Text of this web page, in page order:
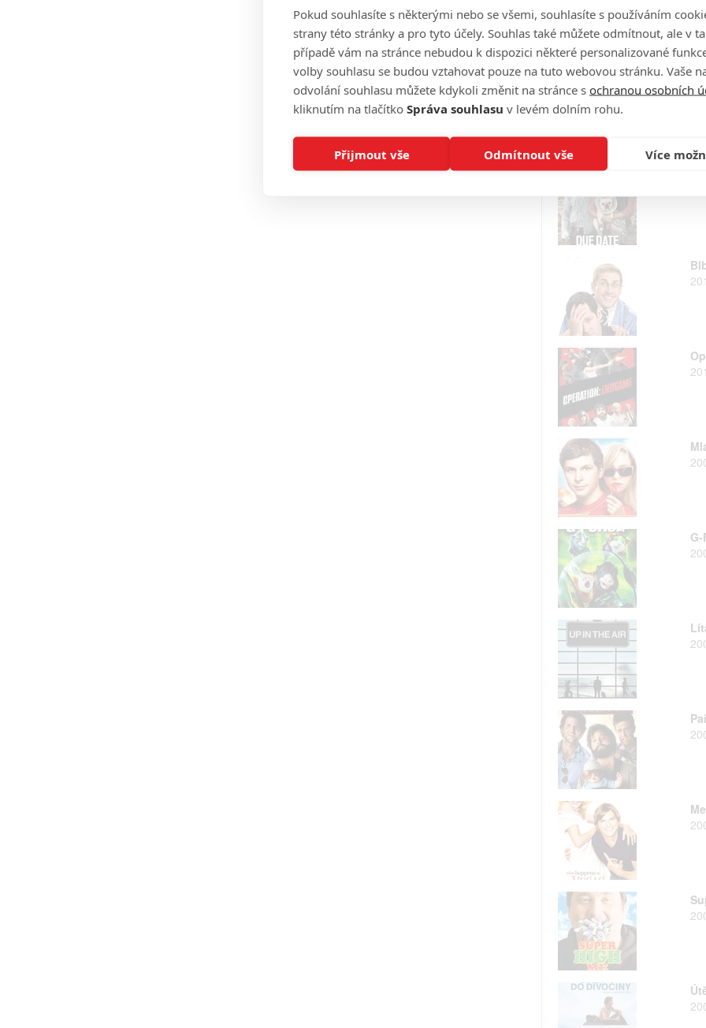
Pokud souhlasíte s některými nebo se všemi, souhlasíte s používáním
strany této stránky a pro tyto účely. Souhlas také můžete odmítnout, ale v
případě vám na stránce nebudou k dispozici některé personalizované
volby souhlasu se budou vztahovat pouze na tuto webovou stránku. Vaše
odvolání souhlasu můžete kdykoli změnit na stránce s ochranou osobních
kliknutím na tlačítko Správa souhlasu v levém dolním rohu.
Přijmout vše Odmítnout vše Více